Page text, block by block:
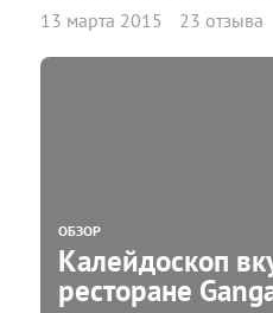
13 марта 2015 23 отзыва
ОБЗОР
Калейдоскоп
ресторане